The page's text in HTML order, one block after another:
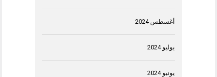
أغسطس 2024
يوليو 2024
يونيو 2024